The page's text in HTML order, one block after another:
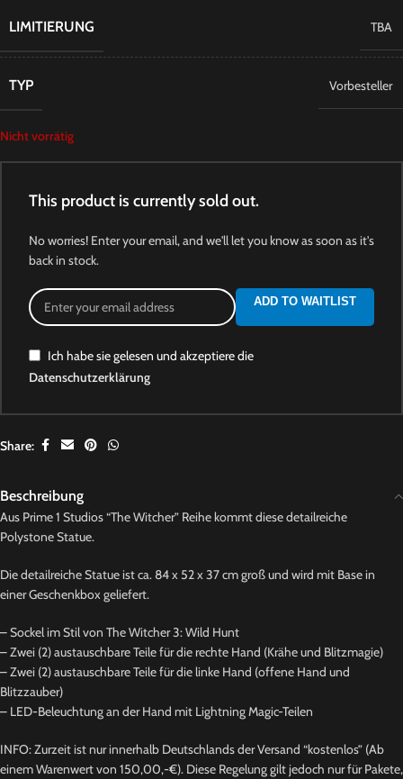
LIMITIERUNG TBA
TYP Vorbesteller
Nicht vorrätig
This product is currently sold out.
No worries! Enter your email, and we'll let you know as soon as it's
back in stock.
ADD TO WAITLIST
Ich habe sie gelesen und akzeptiere die
Datenschutzerklärung
Share:
Beschreibung
Aus Prime 1 Studios “The Witcher” Reihe kommt diese detailreiche
Polystone Statue.
Die detailreiche Statue ist ca. 84 x 52 x 37 cm groß und wird mit Base in
einer Geschenkbox geliefert.
– Sockel im Stil von The Witcher 3: Wild Hunt
– Zwei (2) austauschbare Teile für die rechte Hand (Krähe und Blitzmagie)
– Zwei (2) austauschbare Teile für die linke Hand (offene Hand und
Blitzzauber)
– LED-Beleuchtung an der Hand mit Lightning Magic-Teilen
INFO: Zurzeit ist nur innerhalb Deutschlands der Versand “kostenlos” (Ab
einem Warenwert von 150,00,-€). Diese Regelung gilt jedoch nur für Pakete,